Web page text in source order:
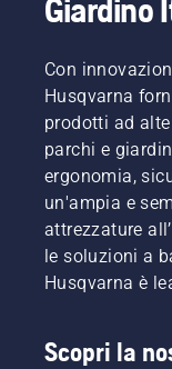
Giardino
Con
Husqvarna
prodotti ad
parchi e
ergonomia,
un'ampia e
attrezzature
le soluzioni a
Husqvarna è
Scopri la